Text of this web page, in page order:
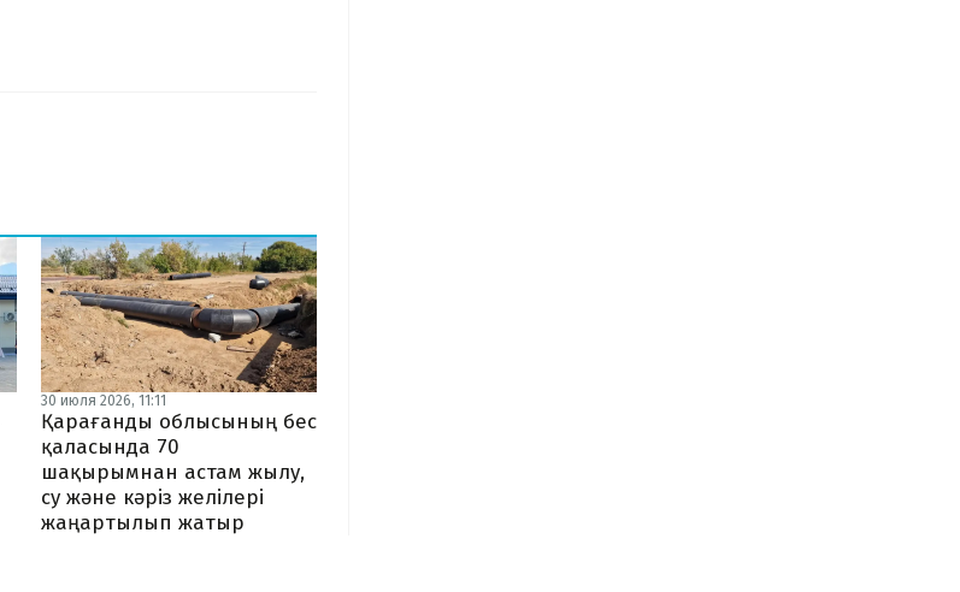
30 июля 2026, 11:11
Қарағанды облысының бес
қаласында 70
шақырымнан астам жылу,
су және кәріз желілері
жаңартылып жатыр